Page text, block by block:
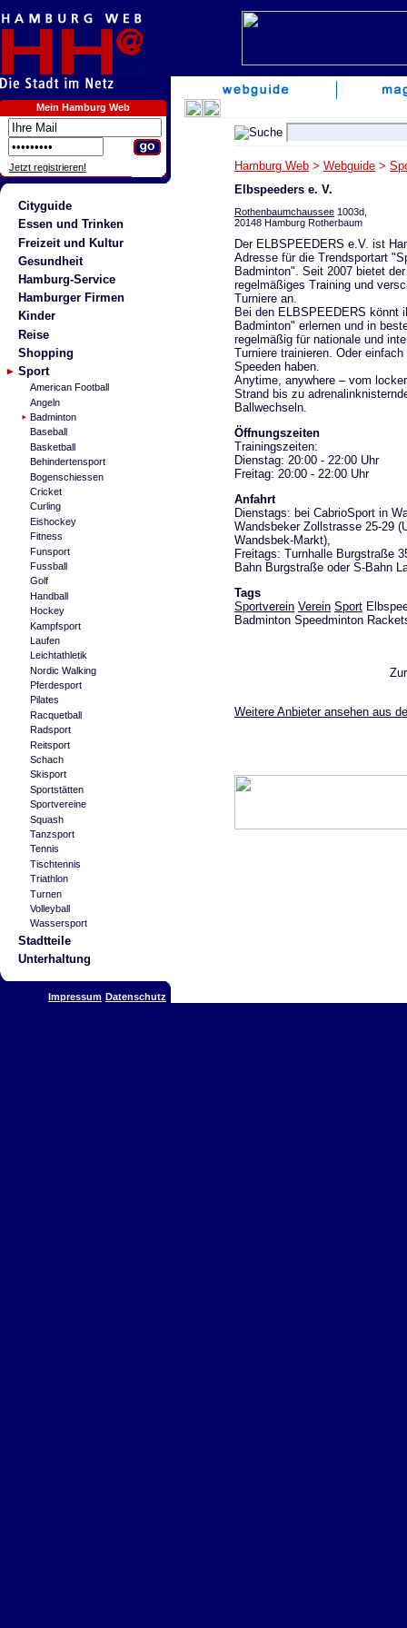
Mein Hamburg Web
Jetzt registrieren!
Cityguide
Essen und Trinken
Freizeit und Kultur
Gesundheit
Hamburg-Service
Hamburger Firmen
Kinder
Reise
Shopping
Sport
American Football
Angeln
Badminton
Baseball
Basketball
Behindertensport
Bogenschiessen
Cricket
Curling
Eishockey
Fitness
Funsport
Fussball
Golf
Handball
Hockey
Kampfsport
Laufen
Leichtathletik
Nordic Walking
Pferdesport
Pilates
Racquetball
Radsport
Reitsport
Schach
Skisport
Sportstätten
Sportvereine
Squash
Tanzsport
Tennis
Tischtennis
Triathlon
Turnen
Volleyball
Wassersport
Stadtteile
Unterhaltung
Impressum Datenschutz
Hamburg Web > Webguide >
Elbspeeders e. V.
Rothenbaumchaussee 1003d,
20148 Hamburg Rotherbaum
Der ELBSPEEDERS e.V. ist
Adresse für die Trendsportart
Badminton". Seit 2007 bietet
regelmäßiges Training und
Turniere an.
Bei den ELBSPEEDERS könnt
Badminton" erlernen und in
regelmäßig für nationale und
Turniere trainieren. Oder
Speeden haben.
Anytime, anywhere – vom
Strand bis zu
Ballwechseln.
Öffnungszeiten
Trainingszeiten:
Dienstag: 20:00 - 22:00 Uhr
Freitag: 20:00 - 22:00 Uhr
Anfahrt
Dienstags: bei CabrioSport in
Wandsbeker Zollstrasse 25-29
Wandsbek-Markt),
Freitags: Turnhalle Burgstraße
Bahn Burgstraße oder S-Bahn
Tags
Sportverein Verein Sport
Badminton Speedminton
Weitere Anbieter ansehen aus